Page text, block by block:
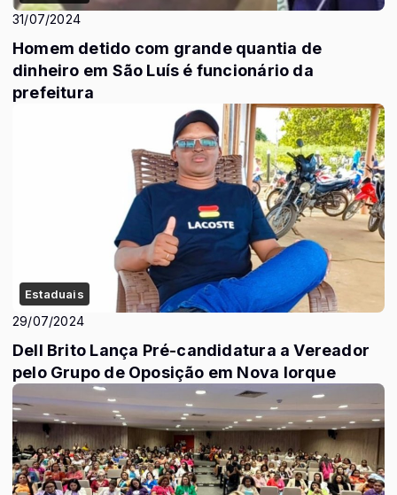
31/07/2024
Homem detido com grande quantia de
dinheiro em São Luís é funcionário da
prefeitura
Estaduais
29/07/2024
Dell Brito Lança Pré-candidatura a Vereador
pelo Grupo de Oposição em Nova Iorque